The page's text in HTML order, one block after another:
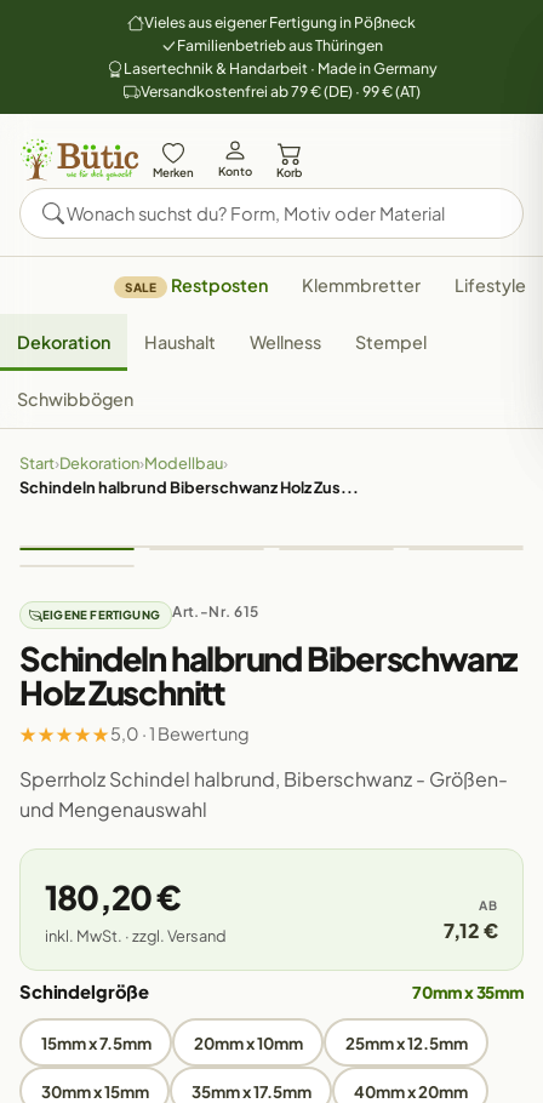
Vieles aus eigener Fertigung in Pößneck
Familienbetrieb aus Thüringen
Lasertechnik & Handarbeit · Made in Germany
Versandkostenfrei ab 79 € (DE) · 99 € (AT)
Merken Konto Korb
SALE Restposten Klemmbretter Lifestyle
Dekoration Haushalt Wellness Stempel
Schwibbögen
Start›Dekoration›Modellbau›
Schindeln halbrund Biberschwanz Holz Zus...
EIGENE FERTIGUNG Art.-Nr. 615
Schindeln halbrund Biberschwanz
Holz Zuschnitt
★★★★★5,0 · 1 Bewertung
Sperrholz Schindel halbrund, Biberschwanz - Größen-
und Mengenauswahl
180,20 €
inkl. MwSt. · zzgl. Versand
AB
7,12 €
Schindelgröße 70mm x 35mm
15mm x 7.5mm 20mm x 10mm 25mm x 12.5mm
30mm x 15mm 35mm x 17.5mm 40mm x 20mm